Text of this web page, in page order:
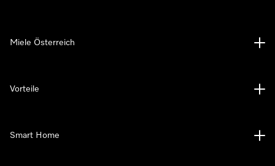
Miele Österreich
Vorteile
Smart Home